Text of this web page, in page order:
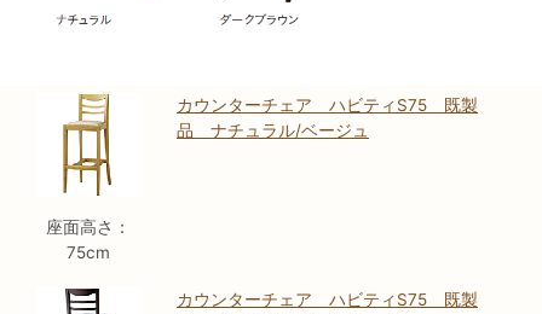
座面高さ：
75cm
カウンターチェア ハビティS75 既製
品 ナチュラル/ベージュ
カウンターチェア ハビティS75 既製